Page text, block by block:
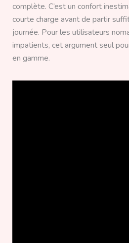
complète. C’est un confort
courte charge avant de partir
journée. Pour les utilisateurs
impatients, cet argument seul
en gamme.